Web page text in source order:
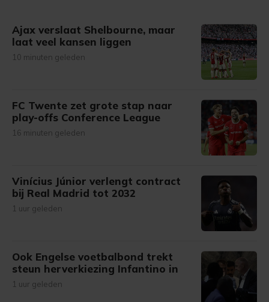
Ajax verslaat Shelbourne, maar
laat veel kansen liggen
10 minuten geleden
FC Twente zet grote stap naar
play-offs Conference League
16 minuten geleden
Vinícius Júnior verlengt contract
bij Real Madrid tot 2032
1 uur geleden
Ook Engelse voetbalbond trekt
steun herverkiezing Infantino in
1 uur geleden